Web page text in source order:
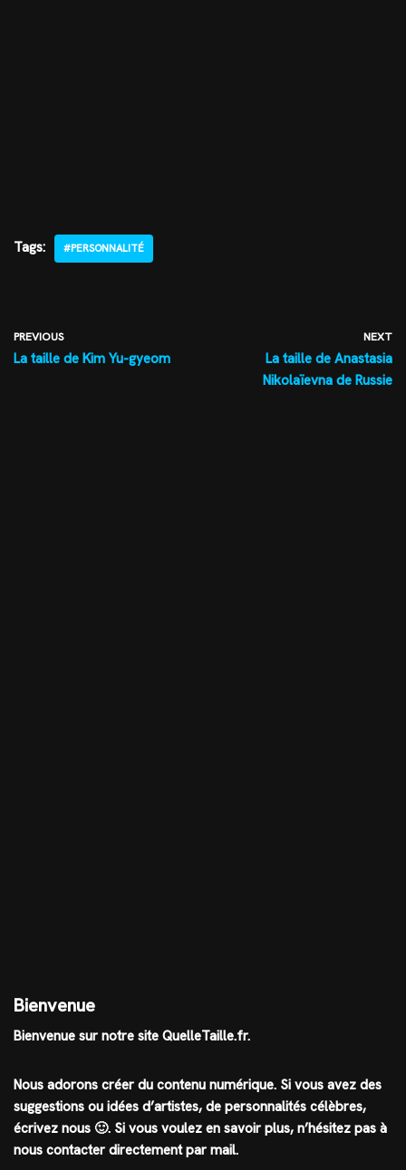
Tags: #PERSONNALITÉ
PREVIOUS
La taille de Kim Yu-gyeom
NEXT
La taille de Anastasia
Nikolaïevna de Russie
Bienvenue
Bienvenue sur notre site QuelleTaille.fr.
Nous adorons créer du contenu numérique. Si vous avez des
suggestions ou idées d’artistes, de personnalités célèbres,
écrivez nous 🙂. Si vous voulez en savoir plus, n’hésitez pas à
nous contacter directement par mail.